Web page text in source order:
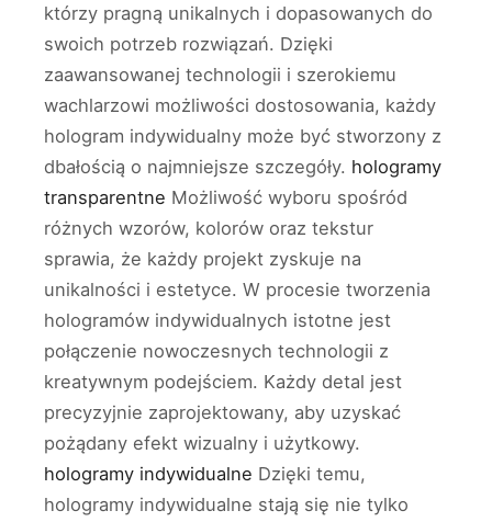
którzy pragną unikalnych i dopasowanych do
swoich potrzeb rozwiązań. Dzięki
zaawansowanej technologii i szerokiemu
wachlarzowi możliwości dostosowania, każdy
hologram indywidualny może być stworzony z
dbałością o najmniejsze szczegóły. hologramy
transparentne Możliwość wyboru spośród
różnych wzorów, kolorów oraz tekstur
sprawia, że każdy projekt zyskuje na
unikalności i estetyce. W procesie tworzenia
hologramów indywidualnych istotne jest
połączenie nowoczesnych technologii z
kreatywnym podejściem. Każdy detal jest
precyzyjnie zaprojektowany, aby uzyskać
pożądany efekt wizualny i użytkowy.
hologramy indywidualne Dzięki temu,
hologramy indywidualne stają się nie tylko